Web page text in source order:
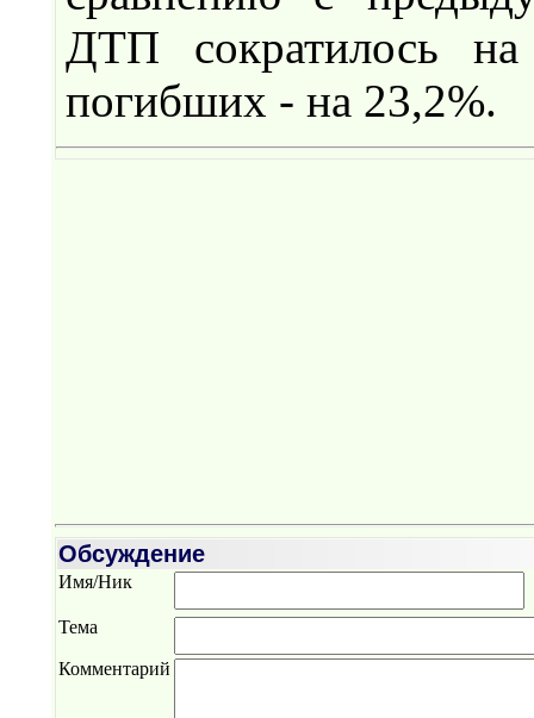
ДТП сократилось
погибших - на 23,2%.
Обсуждение
Имя/Ник
Тема
Комментарий